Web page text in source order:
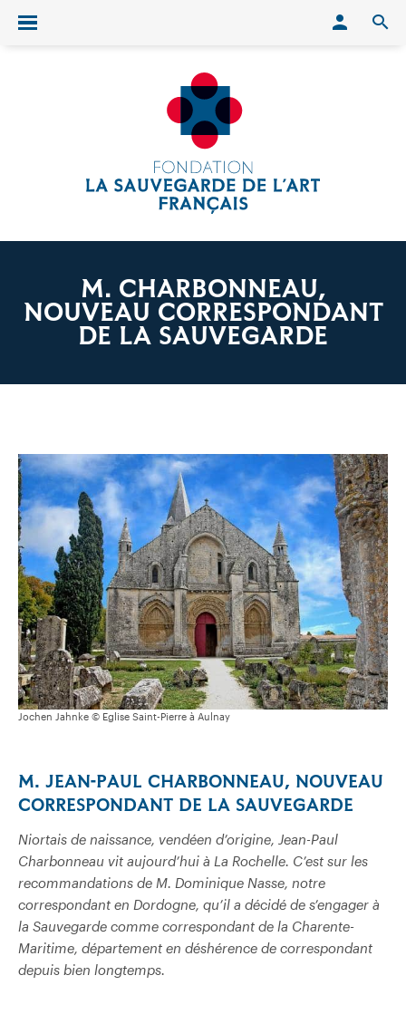
Ouvrir/fermer le menu
M. CHARBONNEAU,
NOUVEAU CORRESPONDANT
DE LA SAUVEGARDE
Jochen Jahnke © Eglise Saint-Pierre à Aulnay
M. JEAN-PAUL CHARBONNEAU, NOUVEAU
CORRESPONDANT DE LA SAUVEGARDE
Niortais de naissance, vendéen d’origine, Jean-Paul
Charbonneau vit aujourd’hui à La Rochelle. C’est sur les
recommandations de M. Dominique Nasse, notre
correspondant en Dordogne, qu’il a décidé de s’engager à
la Sauvegarde comme correspondant de la Charente-
Maritime, département en déshérence de correspondant
depuis bien longtemps.